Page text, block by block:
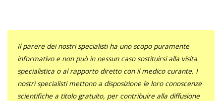
Il parere dei nostri specialisti ha uno scopo puramente
informativo e non può in nessun caso sostituirsi alla visita
specialistica o al rapporto diretto con il medico curante. I
nostri specialisti mettono a disposizione le loro conoscenze
scientifiche a titolo gratuito, per contribuire alla diffusione